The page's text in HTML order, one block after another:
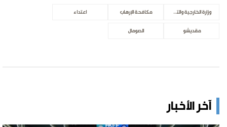
وزارة الخارجية والتعاون الدولي مكافحة الإرهاب اعتداء
مقديشو الصومال
آخر الأخبار